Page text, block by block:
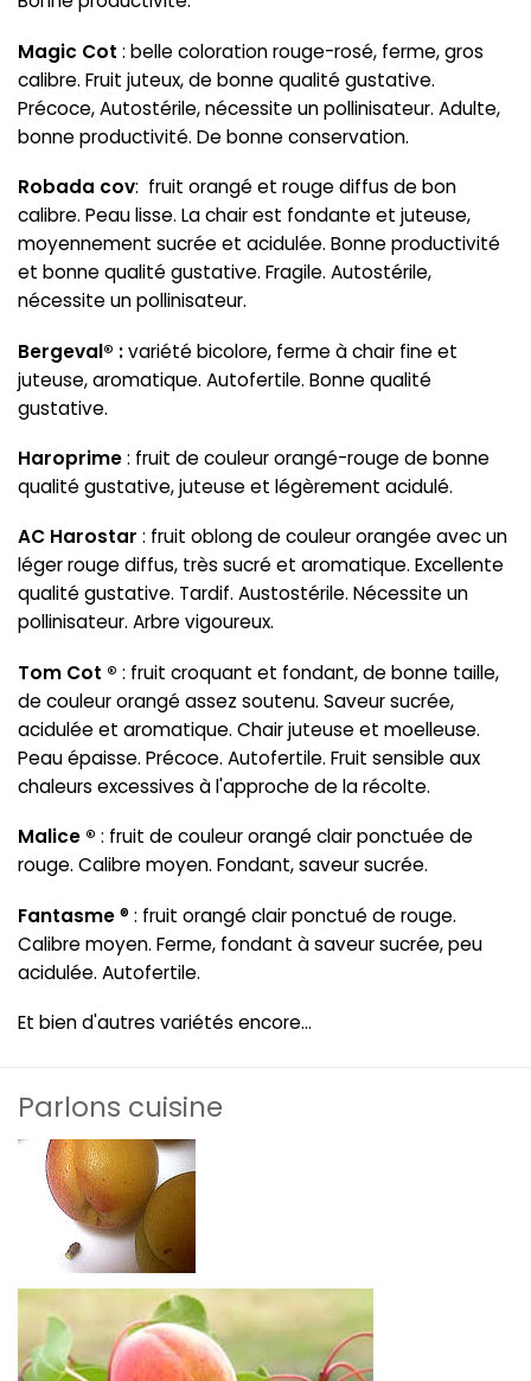
Magic Cot : belle coloration rouge-rosé, ferme, gros
calibre. Fruit juteux, de bonne qualité gustative.
Précoce, Autostérile, nécessite un pollinisateur. Adulte,
bonne productivité. De bonne conservation.
Robada cov: fruit orangé et rouge diffus de bon
calibre. Peau lisse. La chair est fondante et juteuse,
moyennement sucrée et acidulée. Bonne productivité
et bonne qualité gustative. Fragile. Autostérile,
nécessite un pollinisateur.
Bergeval® :variété bicolore, ferme à chair fine et
juteuse, aromatique. Autofertile. Bonne qualité
gustative.
Haroprime: fruit de couleur orangé-rouge de bonne
qualité gustative, juteuse et légèrement acidulé.
AC Harostar : fruit oblong de couleur orangée avec un
léger rouge diffus, très sucré et aromatique. Excellente
qualité gustative. Tardif. Austostérile. Nécessite un
pollinisateur. Arbre vigoureux.
Tom Cot ® : fruit croquant et fondant, de bonne taille,
de couleur orangé assez soutenu. Saveur sucrée,
acidulée et aromatique. Chair juteuse et moelleuse.
Peau épaisse. Précoce. Autofertile. Fruit sensible aux
chaleurs excessives à l'approche de la récolte.
Malice ® : fruit de couleur orangé clair ponctuée de
rouge. Calibre moyen. Fondant, saveur sucrée.
Fantasme® : fruit orangé clair ponctué de rouge.
Calibre moyen. Ferme, fondant à saveur sucrée, peu
acidulée. Autofertile.
Et bien d'autres variétés encore...
Parlons cuisine